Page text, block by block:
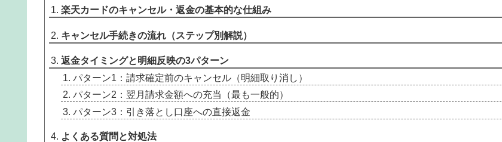
楽天カードのキャンセル・返金の基本的な仕組み
キャンセル手続きの流れ（ステップ別解説）
返金タイミングと明細反映の3パターン
パターン1：請求確定前のキャンセル（明細取り消し）
パターン2：翌月請求金額への充当（最も一般的）
パターン3：引き落とし口座への直接返金
よくある質問と対処法